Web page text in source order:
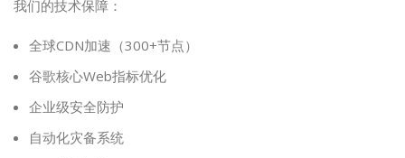
我们的技术保障：
全球CDN加速（300+节点）
谷歌核心Web指标优化
企业级安全防护
自动化灾备系统